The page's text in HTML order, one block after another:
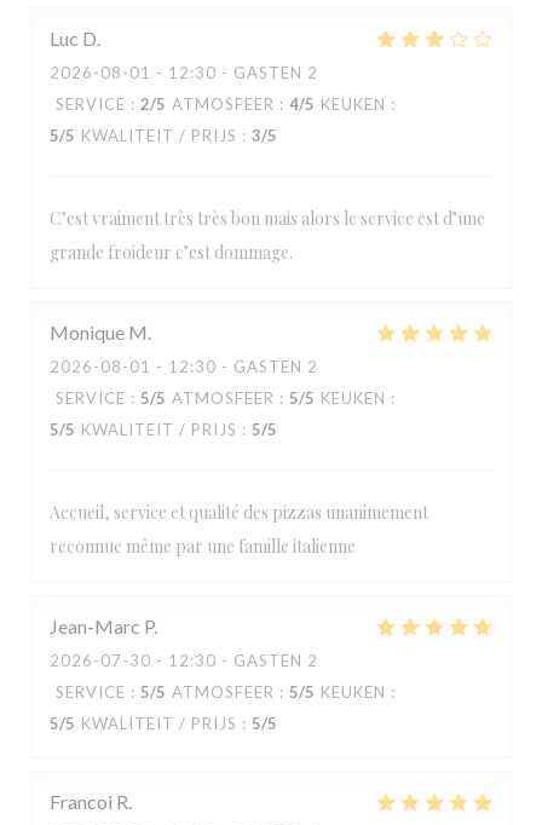
Luc D
2026-08-01 - 12:30 - GASTEN 2
SERVICE : 2/5 ATMOSFEER : 4/5 KEUKEN :
5/5 KWALITEIT / PRIJS : 3/5
C’est vraiment très très bon mais alors le service est d’une
grande froideur c’est dommage.
Monique M
2026-08-01 - 12:30 - GASTEN 2
SERVICE : 5/5 ATMOSFEER : 5/5 KEUKEN :
5/5 KWALITEIT / PRIJS : 5/5
Accueil, service et qualité des pizzas unanimement
reconnue même par une famille italienne
Jean-Marc P
2026-07-30 - 12:30 - GASTEN 2
SERVICE : 5/5 ATMOSFEER : 5/5 KEUKEN :
5/5 KWALITEIT / PRIJS : 5/5
Francoi R